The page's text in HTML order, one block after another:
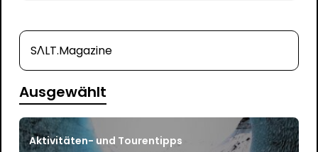
SΛLT.Magazine
Ausgewählt
Aktivitäten- und Tourentipps